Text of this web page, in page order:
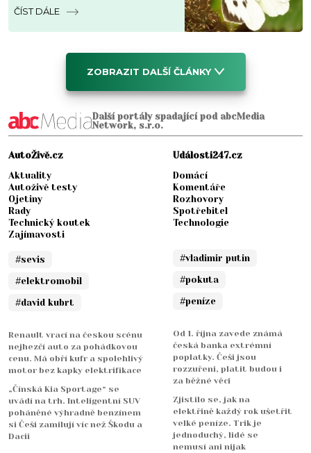
omezuje škody
ČÍST DÁLE
ZOBRAZIT DALŠÍ ČLÁNKY
Další portály spadající pod abcMedia
Network, s.r.o.
AutoŽivě.cz
Aktuality
Autoživě testy
Ojetiny
Rady
Technický koutek
Zajímavosti
#sevis
#elektromobil
#david kubrt
Renault vrací na českou scénu
nejhezčí auto za pohádkovou
cenu. Má obří kufr a spolehlivý
motor bez kapky elektrifikace
„Čínská Kia Sportage“ se
uvádí na trh. Inteligentní SUV
poháněné výhradně benzínem
si Češi zamilují víc než Škodu a
Dacii
Události247.cz
Domácí
Komentáře
Rozhovory
Spotřebitel
Technologie
#vladimir putin
#pokuta
#peníze
Od 1. října zavede známá
česká banka extrémní
poplatky. Češi jsou
rozzuřeni, platit budou i
za běžné věci
Zjistilo se, jak na
elektřině každý rok ušetřit
velké peníze. Trik je
jednoduchý, lidé se
nemusí ani nijak